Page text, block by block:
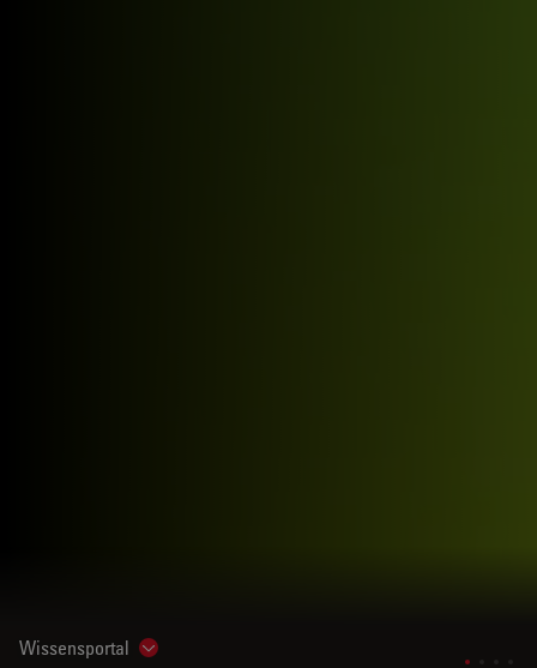
Wissensportal Show subnavigation